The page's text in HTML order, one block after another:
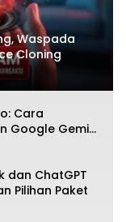
Waspada
Cloning
Cara
Google Gemini
dan ChatGPT
Pilihan Paket